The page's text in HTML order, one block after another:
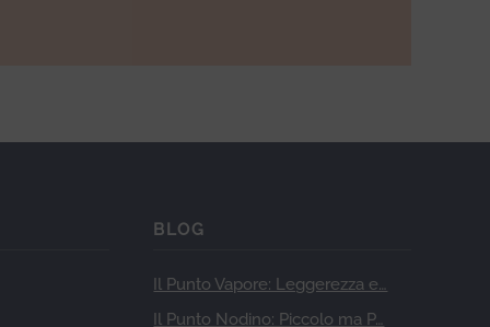
BLOG
Il Punto Vapore: Leggerezza e…
Il Punto Nodino: Piccolo ma P…